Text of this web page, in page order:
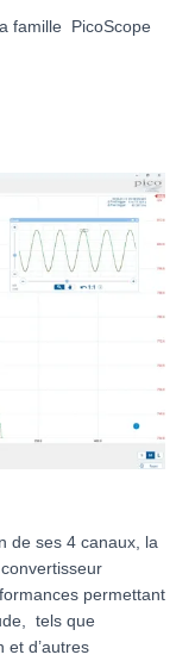
famille PicoScope
de ses 4 canaux, la
permettant
tels que
et d’autres